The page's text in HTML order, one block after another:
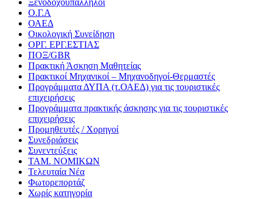
Ξενοδοχοϋπάλληλοι
Ο.Γ.Α
ΟΑΕΔ
Οικολογική Συνείδηση
ΟΡΓ. ΕΡΓ.ΕΣΤΙΑΣ
ΠΟΞ/GBR
Πρακτική Άσκηση Μαθητείας
Πρακτικοί Μηχανικοί – Μηχανοδηγοί-Θερμαστές
Προγράμματα ΔΥΠΑ (τ.ΟΑΕΔ) για τις τουριστικές
επιχειρήσεις
Προγράμματα πρακτικής άσκησης για τις τουριστικές
επιχειρήσεις
Προμηθευτές / Χορηγοί
Συνεδριάσεις
Συνεντεύξεις
ΤΑΜ. ΝΟΜΙΚΩΝ
Τελευταία Νέα
Φωτορεπορτάζ
Χωρίς κατηγορία